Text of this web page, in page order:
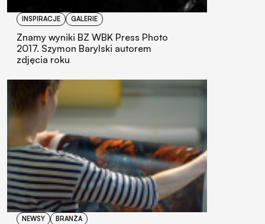
INSPIRACJE GALERIE
Znamy wyniki BZ WBK Press Photo
2017. Szymon Barylski autorem
zdjęcia roku
NEWSY BRANŻA